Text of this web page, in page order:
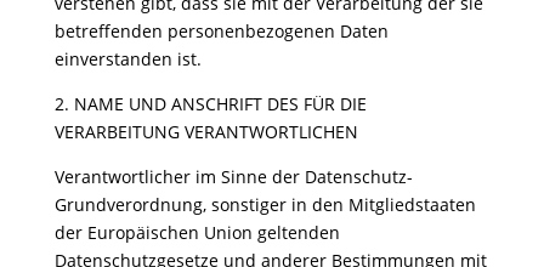
betreffenden personenbezogenen Daten
einverstanden ist.
2. NAME UND ANSCHRIFT DES FÜR DIE
VERARBEITUNG VERANTWORTLICHEN
Verantwortlicher im Sinne der Datenschutz-
Grundverordnung, sonstiger in den Mitgliedstaaten
der Europäischen Union geltenden
Datenschutzgesetze und anderer Bestimmungen mit